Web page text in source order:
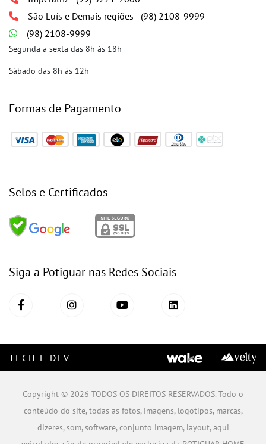
São Luís e Demais regiões - (98) 2108-9999
(98) 2108-9999
Segunda a sexta das 8h às 18h
Sábado das 8h às 12h
Formas de Pagamento
Selos e Certificados
Siga a Potiguar nas Redes Sociais
TECH E DEV
Copyright © 2026 TODOS OS DIREITOS RESERVADOS. Todo o
conteúdo do site, todas as fotos, imagens, logotipos, marcas,
dizeres, som, software, conjunto imagem, layout, aqui